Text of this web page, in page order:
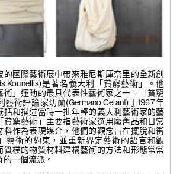
的國際藝術展中帶來雅尼斯庫奈里的全新創
Kounellis)是著名義大利「貧窮藝術」。他
術」運動的最具代表性藝術家之一。「貧窮
藝術評論家切蘭(Germano Celant)于1967 年
括和描述當時一批年輕的義大利藝術家的藝
貧窮藝術」主要指藝術家選用廢舊品和日常
料作為表現媒介，他們的觀念旨在擺脫和衝
藝術的約束，並重新界定藝術的語言和觀
質樸的物質材料建構藝術的方法和形態常常
一個流派。
200 x 180 x 20 cm
、鋼纜 及
2011
鐵片、包著鐵鱗之白布 及 鋼
纜
200 x 180 x 50 cm